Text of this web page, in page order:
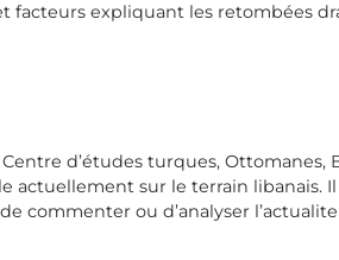
facteurs expliquant les retombées
d’études turques, Ottomanes,
actuellement sur le terrain
commenter ou d’analyser